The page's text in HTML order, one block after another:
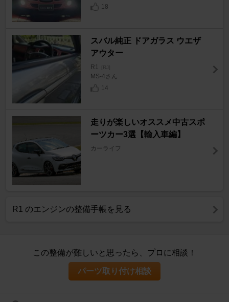
18
スバル純正 ドアガラス ウエザ
アウター
R1 [RJ]
MS-4さん
14
走りが楽しいオススメ中古スポ
ーツカー3選【輸入車編】
カーライフ
R1 のエンジンの整備手帳を見る
この整備が難しいと思ったら、プロに相談！
パーツ取り付け相談